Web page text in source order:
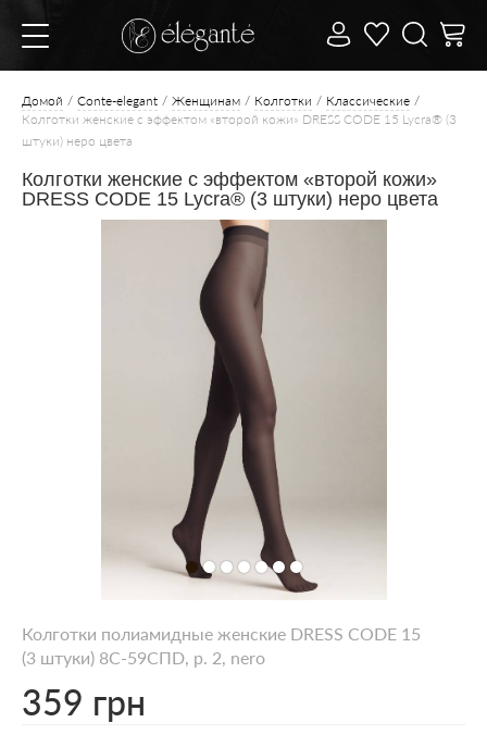
Домой Conte-elegant Женщинам Колготки
Классические
Колготки женские с эффектом «второй кожи» DRESS CODE 15 Lycra® (3
штуки) неро цвета
Колготки женские с эффектом «второй кожи»
DRESS CODE 15 Lycra® (3 штуки) неро цвета
Колготки полиамидные женские DRESS CODE 15
(3 штуки) 8С-59СПD, p. 2, nero
359 грн